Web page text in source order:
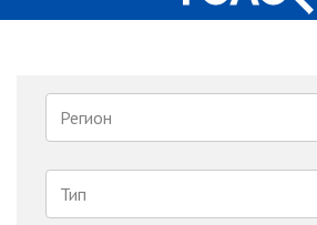
Регион
Тип